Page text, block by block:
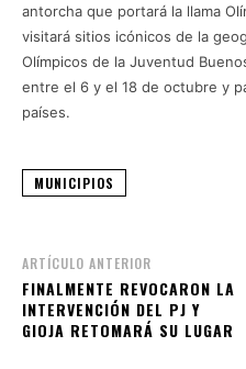
antorcha que portará la llama
visitará sitios icónicos de la
Olímpicos de la Juventud
entre el 6 y el 18 de octubre y
países.
MUNICIPIOS
ARTÍCULO ANTERIOR
FINALMENTE REVOCARON LA
INTERVENCIÓN DEL PJ Y
GIOJA RETOMARÁ SU LUGAR